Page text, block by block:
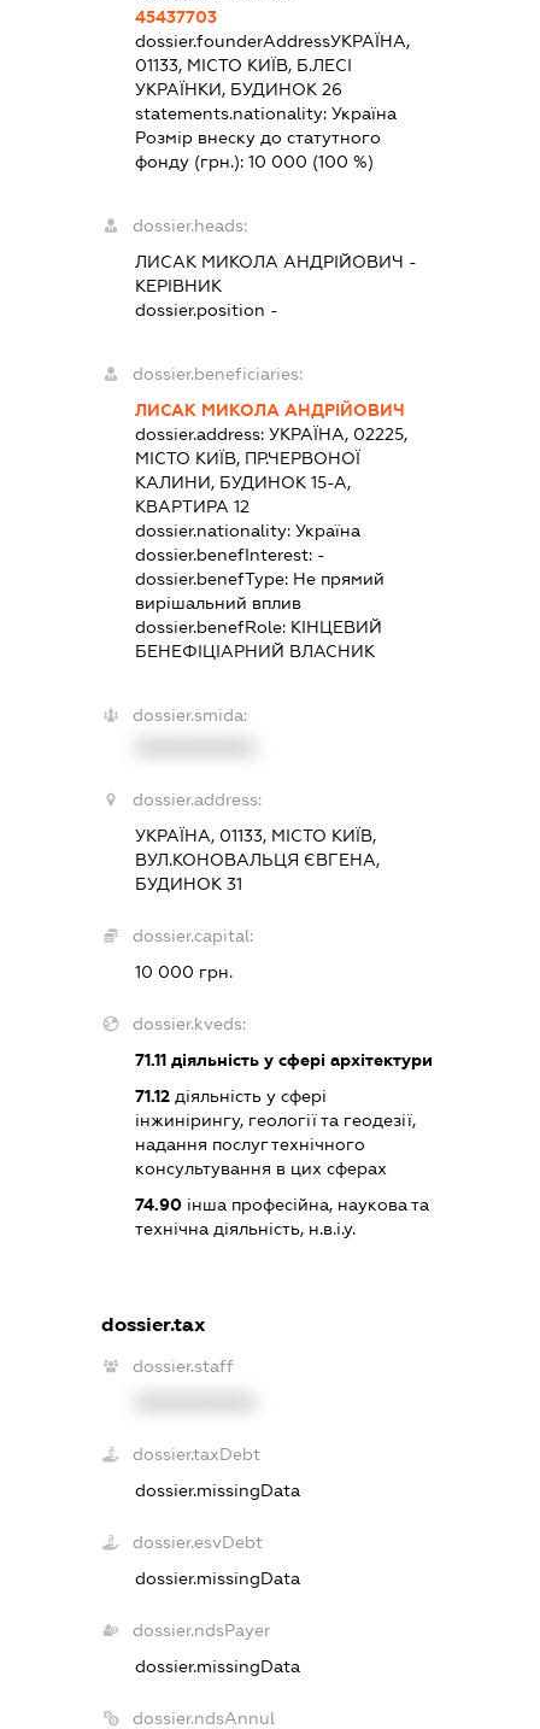
45437703
dossier.founderAddressУКРАЇНА,
01133, МІСТО КИЇВ, Б.ЛЕСІ
УКРАЇНКИ, БУДИНОК 26
statements.nationality:Україна
Розмір внеску до статутного
фонду (грн.):10 000 (100 %)
dossier.heads:
ЛИСАК МИКОЛА АНДРІЙОВИЧ -
КЕРІВНИК
dossier.position -
dossier.beneficiaries:
ЛИСАК МИКОЛА АНДРІЙОВИЧ
dossier.address:УКРАЇНА, 02225,
МІСТО КИЇВ, ПР.ЧЕРВОНОЇ
КАЛИНИ, БУДИНОК 15-А,
КВАРТИРА 12
dossier.nationality:Україна
dossier.benefInterest: -
dossier.benefType: Не прямий
вирішальний вплив
dossier.benefRole: КІНЦЕВИЙ
БЕНЕФІЦІАРНИЙ ВЛАСНИК
dossier.smida:
dossier.address:
УКРАЇНА, 01133, МІСТО КИЇВ,
ВУЛ.КОНОВАЛЬЦЯ ЄВГЕНА,
БУДИНОК 31
dossier.capital:
10 000 грн.
dossier.kveds:
71.11 діяльність у сфері архітектури
71.12 діяльність у сфері
інжинірингу, геології та геодезії,
надання послуг технічного
консультування в цих сферах
74.90 інша професійна, наукова та
технічна діяльність, н.в.і.у.
dossier.tax
dossier.staff
dossier.taxDebt
dossier.missingData
dossier.esvDebt
dossier.missingData
dossier.ndsPayer
dossier.missingData
dossier.ndsAnnul